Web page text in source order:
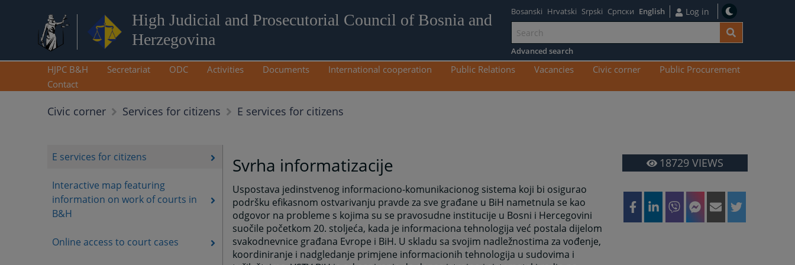
High Judicial and Prosecutorial Council of Bosnia and
Herzegovina
Go
to
main
Bosanski Hrvatski Srpski Српски English Log in
Advanced search
HJPC B&H Secretariat ODC Activities Documents International cooperation Public Relations Vacancies Civic corner
Public Procurement
Contact
Civic corner Services for citizens E services for citizens
E services for citizens
Interactive map featuring
information on work of courts in
B&H
Online access to court cases
Svrha informatizacije
Uspostava jedinstvenog informaciono-komunikacionog sistema koji bi osigurao
podršku efikasnom ostvarivanju pravde za sve građane u BiH nametnula se kao
odgovor na probleme s kojima su se pravosudne institucije u Bosni i Hercegovini
suočile početkom 20. stoljeća, kada je informaciona tehnologija već postala dijelom
svakodnevnice građana Evrope i BiH. U skladu sa svojim nadležnostima za vođenje,
koordiniranje i nadgledanje primjene informacionih tehnologija u sudovima i
18729 VIEWS